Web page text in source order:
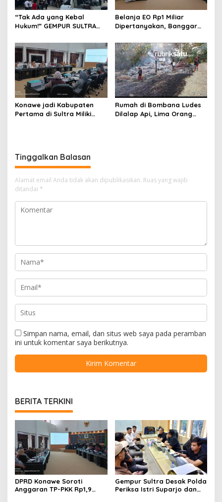
“Tak Ada yang Kebal
Hukum!” GEMPUR SULTRA
Tanawali dan PT
Tadisangka, Siap Kuasai
Lahan Puuwatu
Belanja EO Rp1 Miliar
Dipertanyakan, Banggar
Pariwisata Konawe
Dirasionalisasi
Konawe jadi Kabupaten
Pertama di Sultra Miliki
Rumah di Bombana Ludes
Dilalap Api, Lima Orang
Tinggalkan Balasan
Alamat email Anda tidak akan dipublikasikan. Ruas yang wajib
ditandai *
Simpan nama, email, dan situs web saya pada peramban
ini untuk komentar saya berikutnya.
BERITA TERKINI
DPRD Konawe Soroti
Anggaran TP-PKK Rp1,9
Gempur Sultra Desak Polda
Periksa Istri Suparjo dan